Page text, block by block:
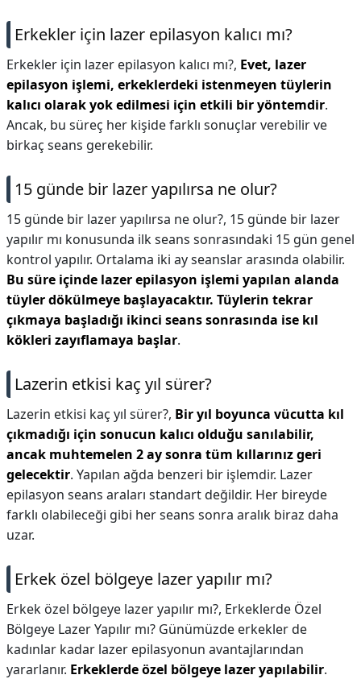
Erkekler için lazer epilasyon kalıcı mı?
Erkekler için lazer epilasyon kalıcı mı?, Evet, lazer
epilasyon işlemi, erkeklerdeki istenmeyen tüylerin
kalıcı olarak yok edilmesi için etkili bir yöntemdir.
Ancak, bu süreç her kişide farklı sonuçlar verebilir ve
birkaç seans gerekebilir.
15 günde bir lazer yapılırsa ne olur?
15 günde bir lazer yapılırsa ne olur?, 15 günde bir lazer
yapılır mı konusunda ilk seans sonrasındaki 15 gün genel
kontrol yapılır. Ortalama iki ay seanslar arasında olabilir.
Bu süre içinde lazer epilasyon işlemi yapılan alanda
tüyler dökülmeye başlayacaktır. Tüylerin tekrar
çıkmaya başladığı ikinci seans sonrasında ise kıl
kökleri zayıflamaya başlar.
Lazerin etkisi kaç yıl sürer?
Lazerin etkisi kaç yıl sürer?, Bir yıl boyunca vücutta kıl
çıkmadığı için sonucun kalıcı olduğu sanılabilir,
ancak muhtemelen 2 ay sonra tüm kıllarınız geri
gelecektir. Yapılan ağda benzeri bir işlemdir. Lazer
epilasyon seans araları standart değildir. Her bireyde
farklı olabileceği gibi her seans sonra aralık biraz daha
uzar.
Erkek özel bölgeye lazer yapılır mı?
Erkek özel bölgeye lazer yapılır mı?, Erkeklerde Özel
Bölgeye Lazer Yapılır mı? Günümüzde erkekler de
kadınlar kadar lazer epilasyonun avantajlarından
yararlanır. Erkeklerde özel bölgeye lazer yapılabilir.